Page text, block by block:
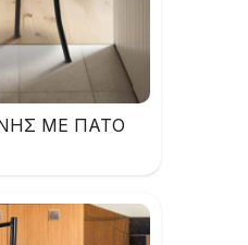
ΜΕ ΠΑΤΟ